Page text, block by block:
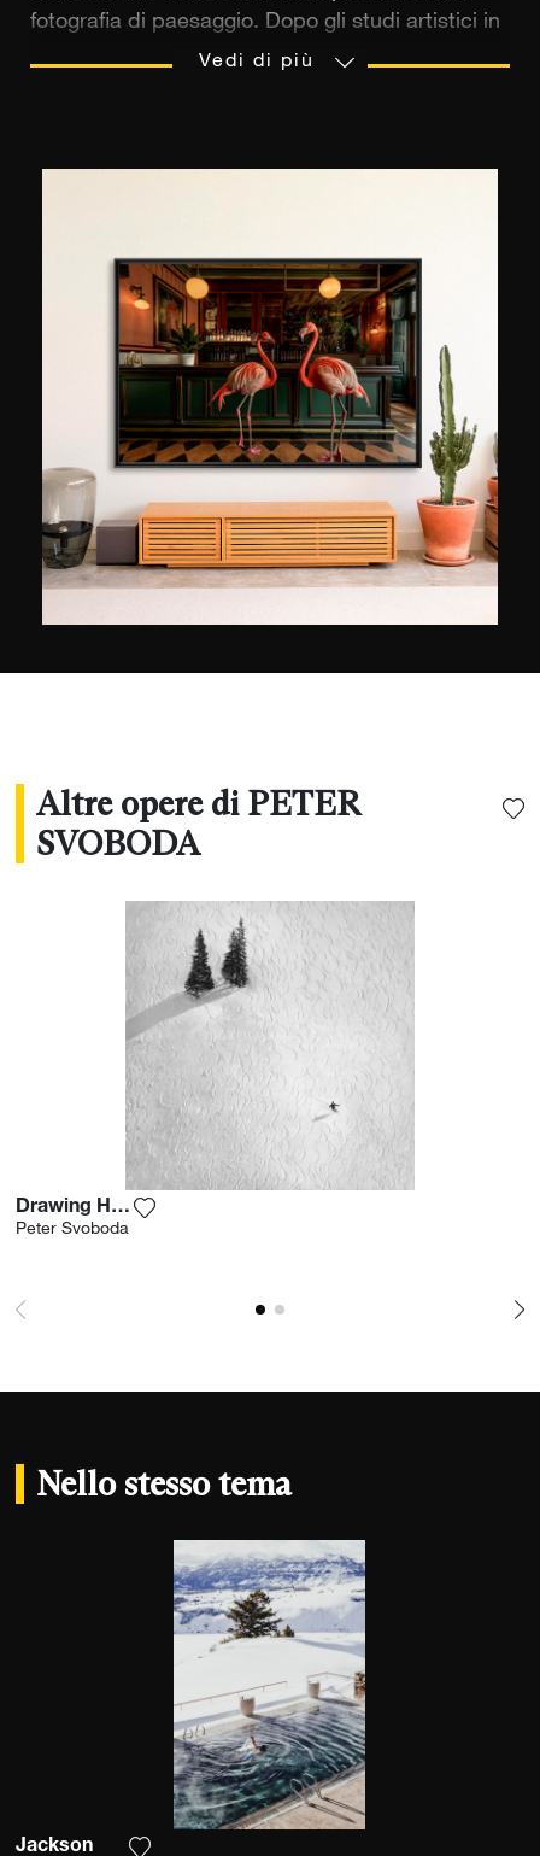
fotografia di paesaggio. Dopo gli studi artistici in
cui ha praticato la pittura su tela e ha scoperto il
suoi viaggi. Dal suo paese natale ai confini
dell'Europa, viaggia per il mondo attraverso le
stagioni per catturare le luci che riveleranno il
carattere incantevole e pittorico della natura.
Oltre ai numerosi concorsi vinti nel corso della
sua carriera (Tokyo International Foto Awards,
International Photography Awards, Mosca
International Foto Awards, PX3 Photography
Prize), il suo stile fotografico gli è valso veri e
propri riconoscimenti, tra cui la nomina a MQEP
(Master Qualified European Photographer). nel
Vedi di più
Altre opere di PETER
SVOBODA
Drawing His Own
Peter Svoboda
Nello stesso tema
Jackson